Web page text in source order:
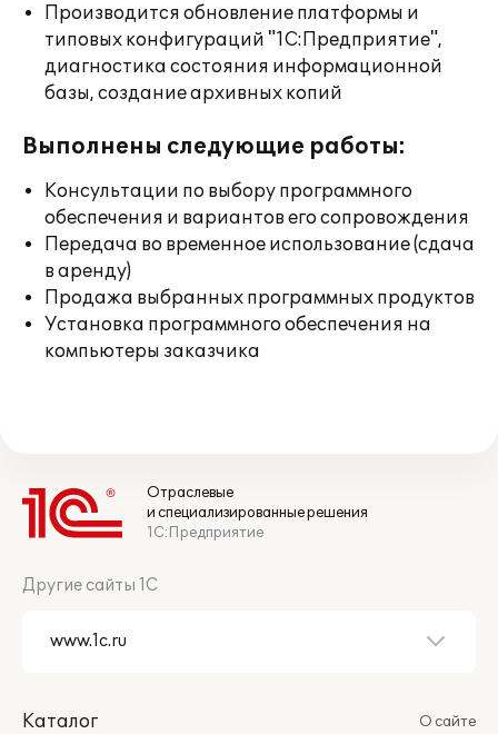
Производится обновление платформы и
типовых конфигураций "1С:Предприятие",
диагностика состояния информационной
базы, создание архивных копий
Выполнены следующие работы:
Консультации по выбору программного
обеспечения и вариантов его сопровождения
Передача во временное использование (сдача
в аренду)
Продажа выбранных программных продуктов
Установка программного обеспечения на
компьютеры заказчика
Отраслевые
и специализированные решения
1С:Предприятие
Другие сайты 1С
Каталог
О сайте